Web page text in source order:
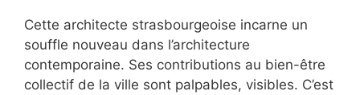
Cette architecte strasbourgeoise incarne un
souffle nouveau dans l’architecture
contemporaine. Ses contributions au bien-être
collectif de la ville sont palpables, visibles. C’est